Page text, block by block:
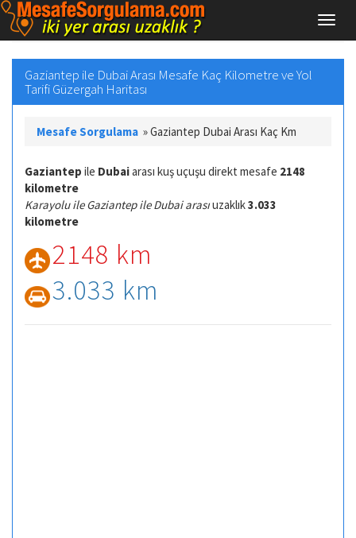
Gaziantep ile Dubai Arası Mesafe Kaç Kilometre ve Yol
Tarifi Güzergah Haritası
Mesafe Sorgulama »Gaziantep Dubai Arası Kaç Km
Gaziantep ile Dubaiarası kuş uçuşu direkt mesafe 2148
kilometre
Karayolu ile Gaziantep ile Dubai arasıuzaklık3.033
kilometre
2148 km
3.033 km